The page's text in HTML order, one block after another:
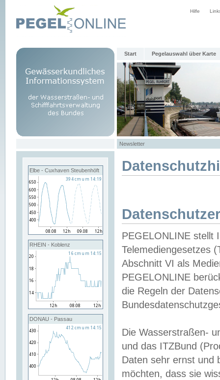
Hilfe
Start Pegelauswahl über Karte
Newsletter
Elbe - Cuxhaven Steubenhöft
RHEIN - Koblenz
DONAU - Passau
PEGELONLINE stellt
Telemediengesetzes
Abschnitt VI als
PEGELONLINE
die Regeln der
Die Wasserstraßen-
und das ITZBund
Daten sehr ernst und
möchten, dass sie